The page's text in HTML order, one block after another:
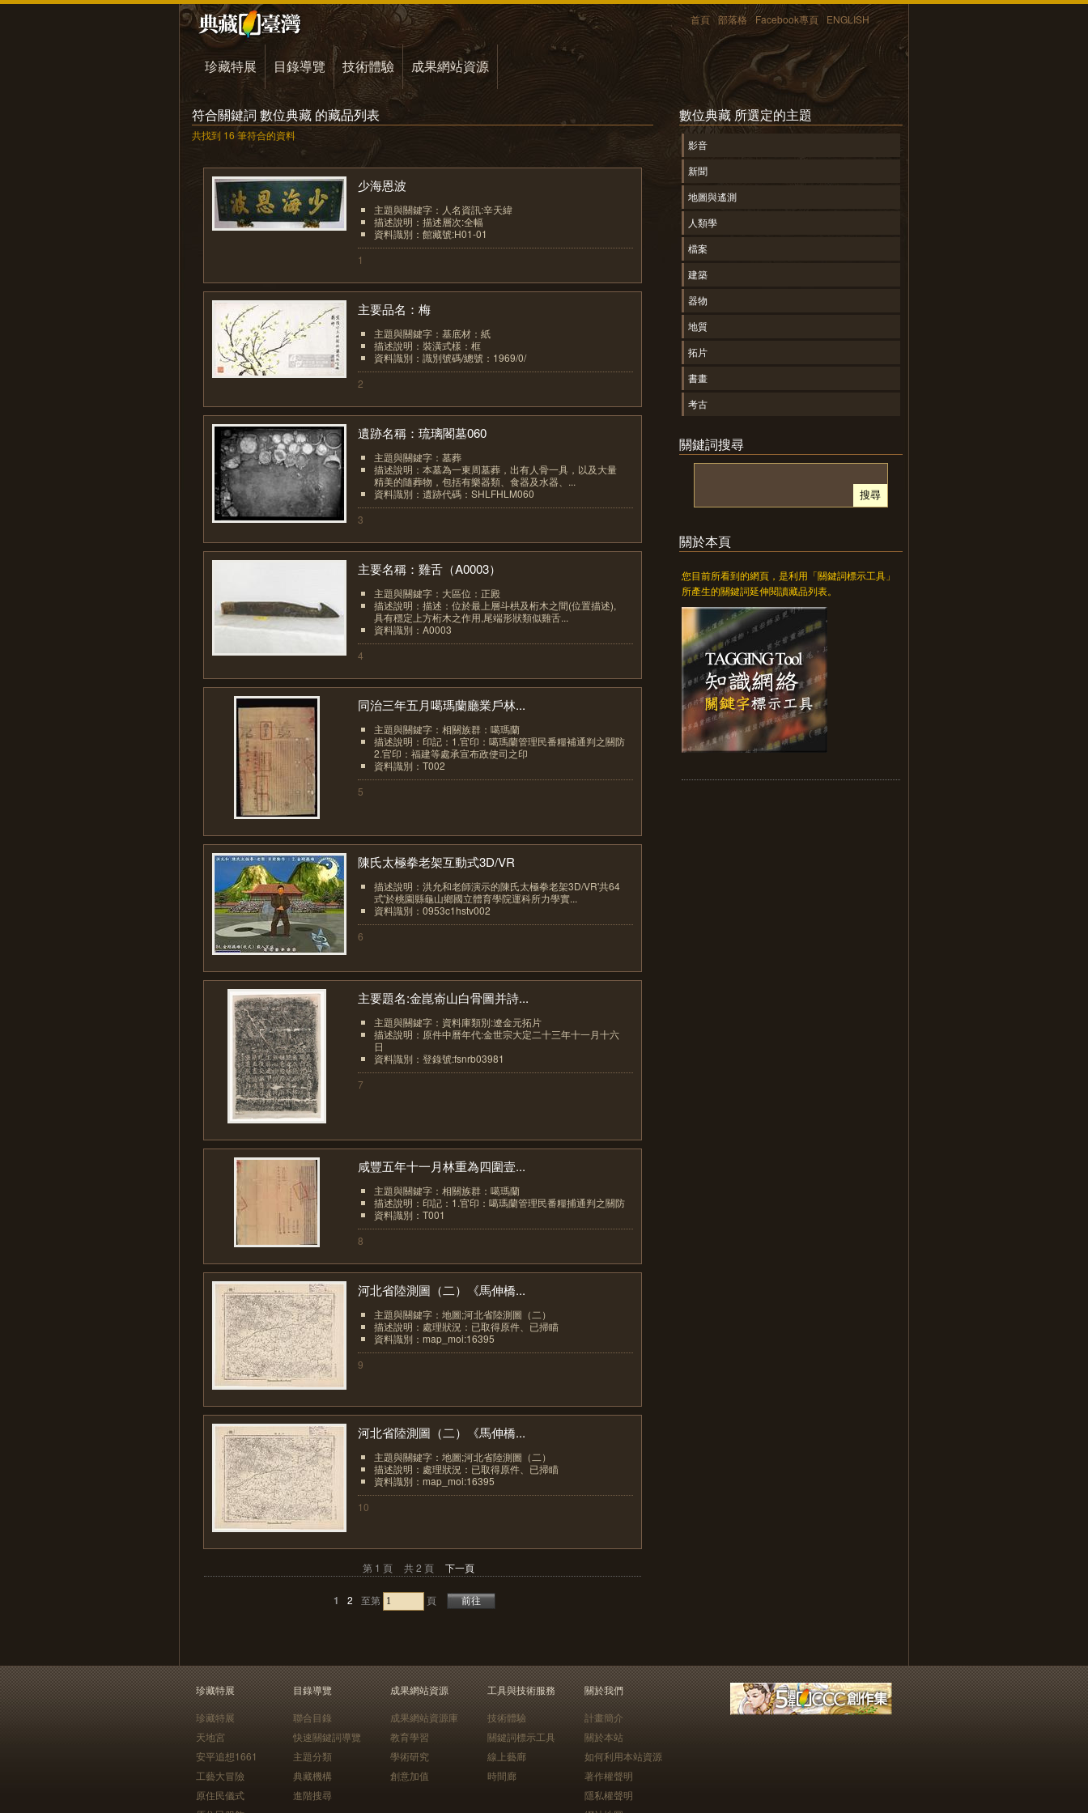
首頁 部落格 Facebook專頁 ENGLISH
珍藏特展 目錄導覽 技術體驗 成果網站資源
符合關鍵詞 數位典藏 的藏品列表
共找到 16 筆符合的資料
少海恩波
主題與關鍵字：人名資訊:辛天緯
描述說明：描述層次:全幅
資料識別：館藏號:H01-01
1
主要品名：梅
主題與關鍵字：基底材：紙
描述說明：裝潢式樣：框
資料識別：識別號碼/總號：1969/0/
2
遺跡名稱：琉璃閣墓060
主題與關鍵字：墓葬
描述說明：本墓為一東周墓葬，出有人骨一具，以及大量
精美的隨葬物，包括有樂器類、食器及水器、...
資料識別：遺跡代碼：SHLFHLM060
3
主要名稱：雞舌（A0003）
主題與關鍵字：大區位：正殿
描述說明：描述：位於最上層斗栱及桁木之間(位置描述),
具有穩定上方桁木之作用,尾端形狀類似雞舌...
資料識別：A0003
4
同治三年五月噶瑪蘭廳業戶林...
主題與關鍵字：相關族群：噶瑪蘭
描述說明：印記：1.官印：噶瑪蘭管理民番糧補通判之關防
2.官印：福建等處承宣布政使司之印
資料識別：T002
5
陳氏太極拳老架互動式3D/VR
描述說明：洪允和老師演示的陳氏太極拳老架3D/VR'共64
式'於桃園縣龜山鄉國立體育學院運科所力學實...
資料識別：0953c1hstv002
6
主要題名:金崑嵛山白骨圖并詩...
主題與關鍵字：資料庫類別:遼金元拓片
描述說明：原件中曆年代:金世宗大定二十三年十一月十六
日
資料識別：登錄號:fsnrb03981
7
咸豐五年十一月林重為四圍壹...
主題與關鍵字：相關族群：噶瑪蘭
描述說明：印記：1.官印：噶瑪蘭管理民番糧捕通判之關防
資料識別：T001
8
河北省陸測圖（二）《馬伸橋...
主題與關鍵字：地圖;河北省陸測圖（二）
描述說明：處理狀況：已取得原件、已掃瞄
資料識別：map_moi:16395
9
河北省陸測圖（二）《馬伸橋...
主題與關鍵字：地圖;河北省陸測圖（二）
描述說明：處理狀況：已取得原件、已掃瞄
資料識別：map_moi:16395
10
第 1 頁 共 2 頁 下一頁
1 2 至第 頁
數位典藏 所選定的主題
影音
新聞
地圖與遙測
人類學
檔案
建築
器物
地質
拓片
書畫
考古
關鍵詞搜尋
關於本頁
您目前所看到的網頁，是利用「關鍵詞標示工具」
所產生的關鍵詞延伸閱讀藏品列表。
珍藏特展
珍藏特展
天地宮
安平追想1661
工藝大冒險
原住民儀式
目錄導覽
聯合目錄
快速關鍵詞導覽
主題分類
典藏機構
進階搜尋
成果網站資源
成果網站資源庫
教育學習
學術研究
創意加值
工具與技術服務
技術體驗
關鍵詞標示工具
線上藝廊
時間廊
關於我們
計畫簡介
關於本站
如何利用本站資源
著作權聲明
隱私權聲明